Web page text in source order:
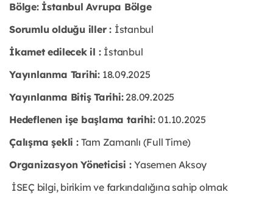
Bölge: İstanbul Avrupa Bölge
Sorumlu olduğu iller : İstanbul
İkamet edilecek il : İstanbul
Yayınlanma Tarihi:18.09.2025
Yayınlanma Bitiş Tarihi:28.09.2025
Hedeflenen işe başlama tarihi:01.10.2025
Çalışma şekli :Tam Zamanlı (Full Time)
Organizasyon Yöneticisi :Yasemen Aksoy
İSEÇ bilgi, birikim ve farkındalığına sahip olmak